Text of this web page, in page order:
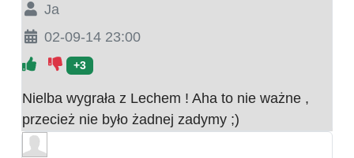
Ja
02-09-14 23:00
+3
Nielba wygrała z Lechem ! Aha to nie ważne ,
przecież nie było żadnej zadymy ;)